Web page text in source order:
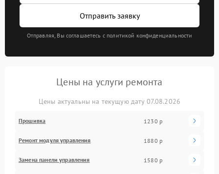
Отправить заявку
Отправляя, Вы соглашаетесь с политикой конфиденциальности
Цены на услуги ремонта
Цены актуальны на текущую дату 07.08.2026
Прошивка 1230 р
Ремонт модуля управления 1880 р
Замена панели управления 1580 р